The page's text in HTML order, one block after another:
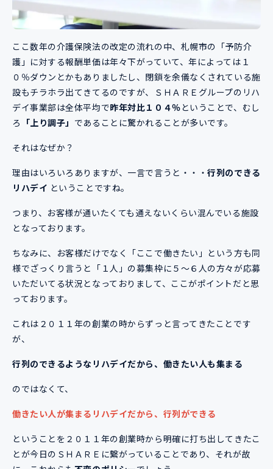
ここ数年の介護保険法の改定の流れの中、札幌市の「予防介
護」に対する報酬単価は年々下がっていて、年によっては１
０％ダウンとかもありましたし、閉鎖を余儀なくされている施
設もチラホラ出てきてるのですが、ＳＨＡＲＥグループのリハ
デイ事業部は全体平均で昨年対比１０４％ということで、むし
ろ 「上り調子」 であることに驚かれることが多いです。
それはなぜか？
理由はいろいろありますが、一言で言うと・・・行列のできる
リハデイ ということですね。
つまり、お客様が通いたくても通えないくらい混んでいる施設
となっております。
ちなみに、お客様だけでなく「ここで働きたい」という方も同
様でざっくり言うと「１人」の募集枠に５～６人の方々が応募
いただいてる状況となっておりまして、ここがポイントだと思
っております。
これは２０１１年の創業の時からずっと言ってきたことです
が、
行列のできるようなリハデイだから、働きたい人も集まる
のではなくて、
働きたい人が集まるリハデイだから、行列ができる
ということを２０１１年の創業時から明確に打ち出してきたこ
とが今日のＳＨＡＲＥに繋がっていることであり、それが故